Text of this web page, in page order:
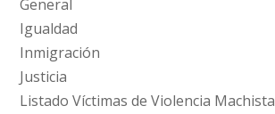
General
Igualdad
Inmigración
Justicia
Listado Víctimas de Violencia Machista